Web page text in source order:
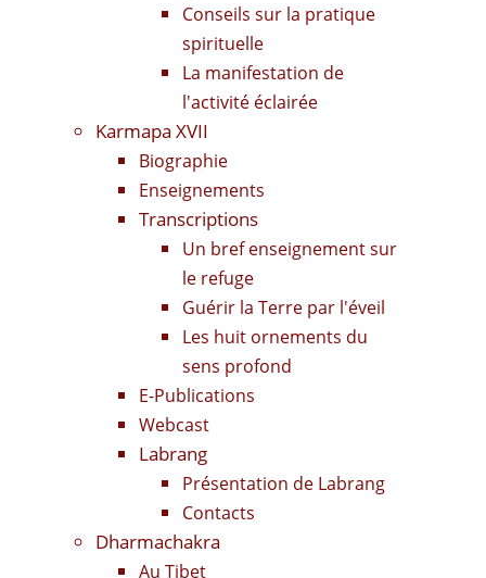
Conseils sur la pratique
spirituelle
La manifestation de
l'activité éclairée
Karmapa XVII
Biographie
Enseignements
Transcriptions
Un bref enseignement sur
le refuge
Guérir la Terre par l'éveil
Les huit ornements du
sens profond
E-Publications
Webcast
Labrang
Présentation de Labrang
Contacts
Dharmachakra
Au Tibet